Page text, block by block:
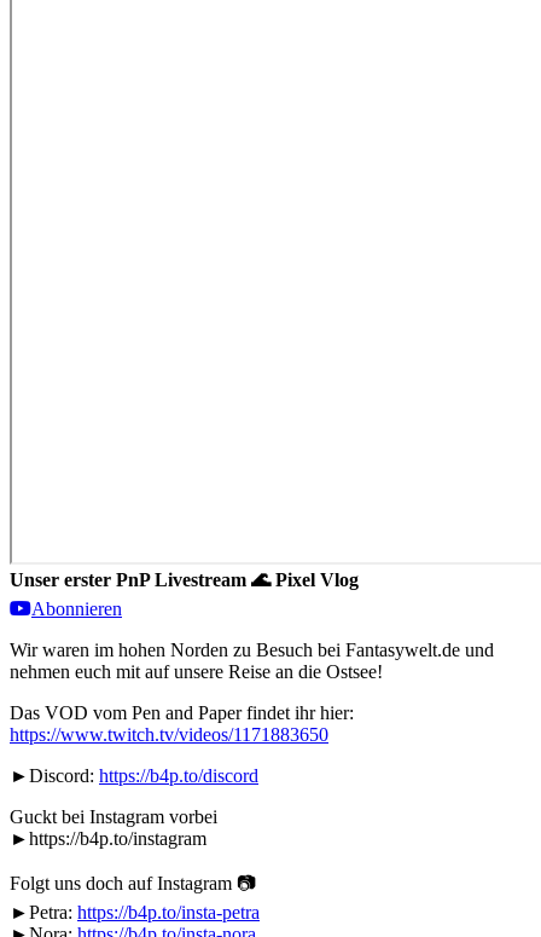
Unser erster PnP Livestream 🌊 Pixel Vlog
Abonnieren
Wir waren im hohen Norden zu Besuch bei Fantasywelt.de und
nehmen euch mit auf unsere Reise an die Ostsee!
Das VOD vom Pen and Paper findet ihr hier:
https://www.twitch.tv/videos/1171883650
►Discord: https://b4p.to/discord
Guckt bei Instagram vorbei
►https://b4p.to/instagram
Folgt uns doch auf Instagram 📷
►Petra: https://b4p.to/insta-petra​